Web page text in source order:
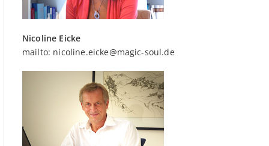
Nicoline Eicke
mailto: nicoline.eicke@magic-soul.de